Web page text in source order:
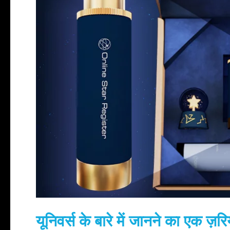
यूनिवर्स के बारे में जानने का एक